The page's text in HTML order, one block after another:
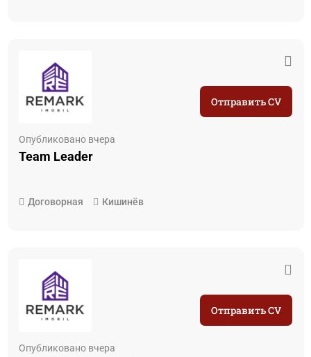
Опубликовано вчера
Team Leader
Договорная Кишинёв
Отправить CV
Опубликовано вчера
Отправить CV